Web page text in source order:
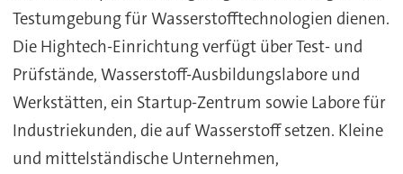
Testumgebung für Wasserstofftechnologien dienen.
Die Hightech-Einrichtung verfügt über Test- und
Prüfstände, Wasserstoff-Ausbildungslabore und
Werkstätten, ein Startup-Zentrum sowie Labore für
Industriekunden, die auf Wasserstoff setzen. Kleine
und mittelständische Unternehmen,